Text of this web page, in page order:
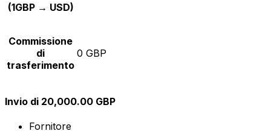
(1GBP → USD)
Commissione
di
trasferimento
0 GBP
Invio di 20,000.00 GBP
Fornitore